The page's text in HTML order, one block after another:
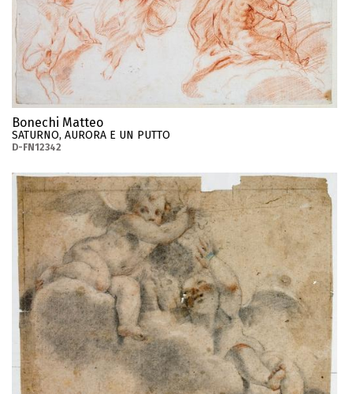
Bonechi Matteo
SATURNO, AURORA E UN PUTTO
D-FN12342